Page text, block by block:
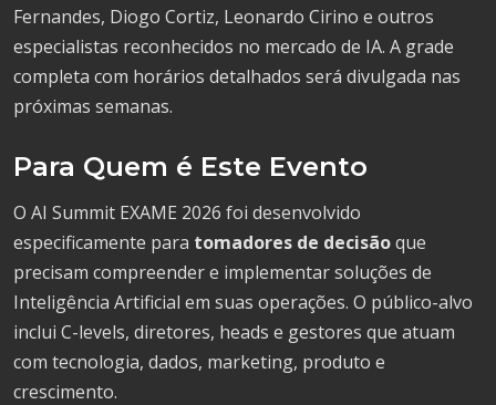
Fernandes, Diogo Cortiz, Leonardo Cirino e outros
especialistas reconhecidos no mercado de IA. A grade
completa com horários detalhados será divulgada nas
próximas semanas.
Para Quem é Este Evento
O AI Summit EXAME 2026 foi desenvolvido
especificamente para tomadores de decisãoque
precisam compreender e implementar soluções de
Inteligência Artificial em suas operações. O público-alvo
inclui C-levels, diretores, heads e gestores que atuam
com tecnologia, dados, marketing, produto e
crescimento.